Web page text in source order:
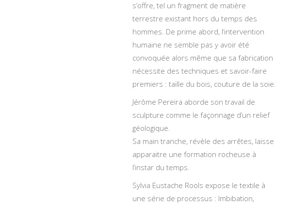
s’offre, tel un fragment de matière
terrestre existant hors du temps des
hommes. De prime abord, l’intervention
humaine ne semble pas y avoir été
convoquée alors même que sa fabrication
nécessite des techniques et savoir-faire
premiers : taille du bois, couture de la soie.
Jérôme Pereira aborde son travail de
sculpture comme le façonnage d’un relief
géologique.
Sa main tranche, révèle des arrêtes, laisse
apparaitre une formation rocheuse à
l’instar du temps.
Sylvia Eustache Rools expose le textile à
une série de processus : Imbibation,